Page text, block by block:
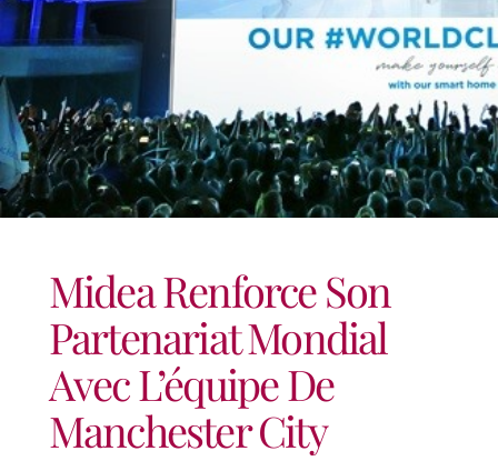
Midea Renforce Son
Partenariat Mondial
Avec L’équipe De
Manchester City